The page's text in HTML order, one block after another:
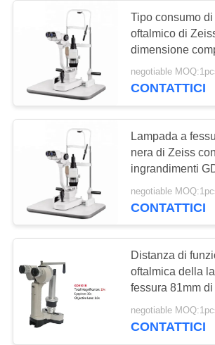
RICHIEDA
UNA
CITAZIONE
MAPPA
SITO
PRIVACY
POLICY
Optometria
Phoropter
Proiettore
automatico del
grafico
Tipo consumo
oftalmico di
dimensione
della lampada a
LED
negotiable
CONTATTICI
Lampada a
nera di Zeiss
ingrandimenti
lampada 5 del
negotiable
CONTATTICI
Distanza di
oftalmica della
fessura 81mm
con gli oculari
negotiable
CONTATTICI